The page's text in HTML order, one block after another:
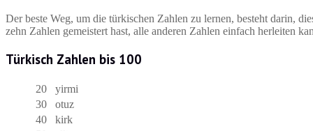
Der beste Weg, um die türkischen Zahlen zu lernen, besteht darin,
zehn Zahlen gemeistert hast, alle anderen Zahlen einfach herleiten
Türkisch Zahlen bis 100
20
yirmi
30
otuz
40
kirk